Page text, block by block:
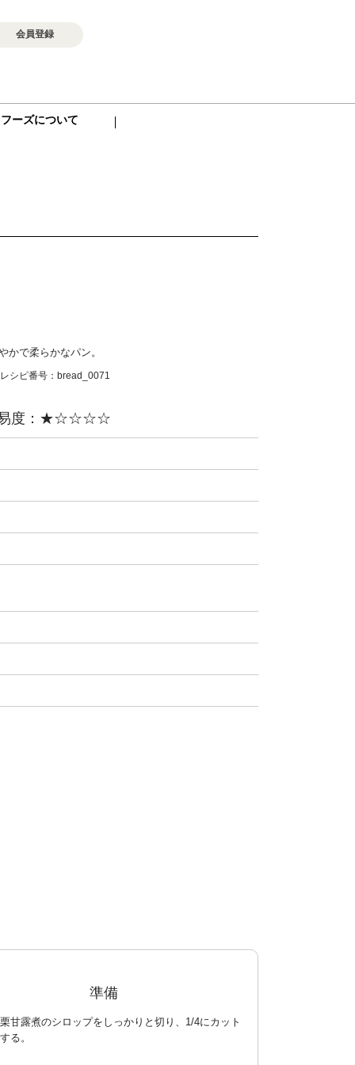
会員登録
ーズについて
かで柔らかなパン。
レシピ番号： bread_0071
易度：★☆☆☆☆
準備
栗甘露煮のシロップをしっかりと切り、1/4にカット
する。